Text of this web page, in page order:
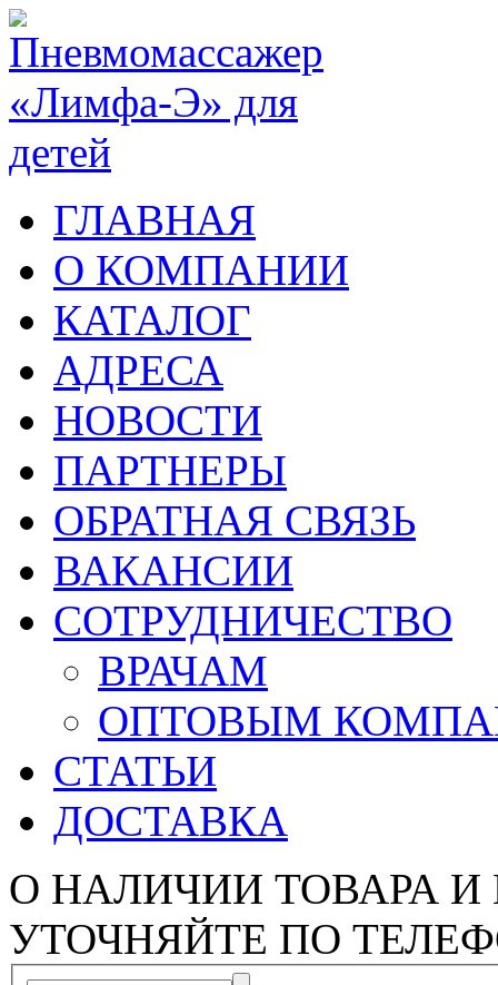
ГЛАВНАЯ
О КОМПАНИИ
КАТАЛОГ
АДРЕСА
НОВОСТИ
ПАРТНЕРЫ
ОБРАТНАЯ СВЯЗЬ
ВАКАНСИИ
СОТРУДНИЧЕСТВО
ВРАЧАМ
ОПТОВЫМ
СТАТЬИ
ДОСТАВКА
О НАЛИЧИИ ТОВАРА
УТОЧНЯЙТЕ ПО